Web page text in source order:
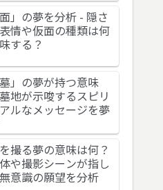
面」の夢を分析 - 隠さ
情や仮面の種類は何
する？
墓」の夢が持つ意味
地が示唆するスピリ
ルなメッセージを夢
撮る夢の意味は何？
や撮影シーンが指し
意識の願望を分析